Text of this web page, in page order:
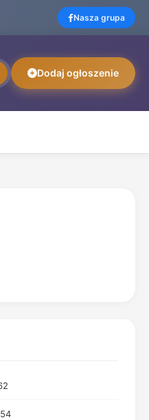
Nasza grupa
Dodaj ogłoszenie